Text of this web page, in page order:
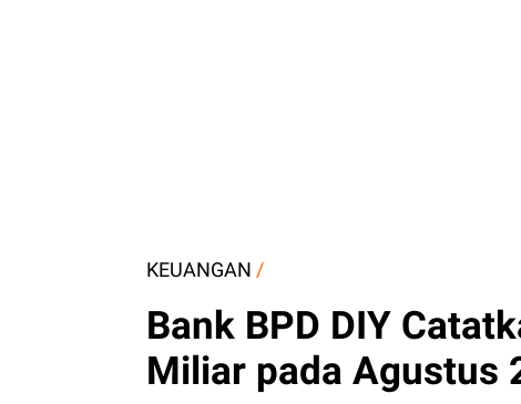
KEUANGAN /
Bank BPD DIY
Miliar pada Agustus